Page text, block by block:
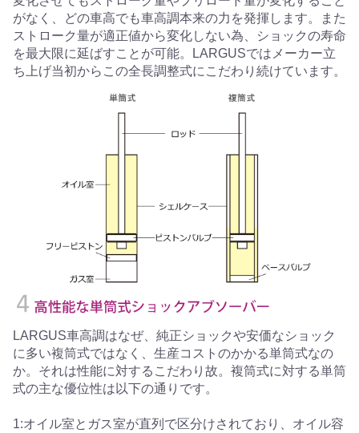
がなく、どの車高でも車高調本来の力を発揮します。また
ストローク量が適正値から変化しない為、ショックの寿命
を最大限に延ばすことが可能。LARGUSではメーカー立
ち上げ当初からこの全長調整式にこだわり続けています。
LARGUS車高調はなぜ、純正ショックや安価なショック
に多い複筒式ではなく、生産コストのかかる単筒式なの
か。それは性能に対するこだわり故。複筒式に対する単筒
式の主な優位性は以下の通りです。
1:オイル室とガス室が直列で区分けされており、オイル容